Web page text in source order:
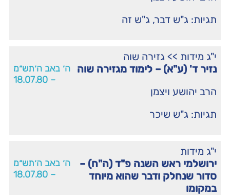
תגיות: ג"ש דבר, ג"ש זה
י"ג מידות >> גזירה שוה
נזיר ד' (ע"א) – לימוד מגזירה שוה
הרב יהושע ויצמן
תגיות: ג"ש שיכר
ה׳ באב ה׳תש״מ
– 18.07.80
י"ג מידות
ירושלמי ראש השנה פ"ד (ה"ח) –
סדור שנחלק ודבר שהוא מיוחד
במקומו
ה׳ באב ה׳תש״מ
– 18.07.80